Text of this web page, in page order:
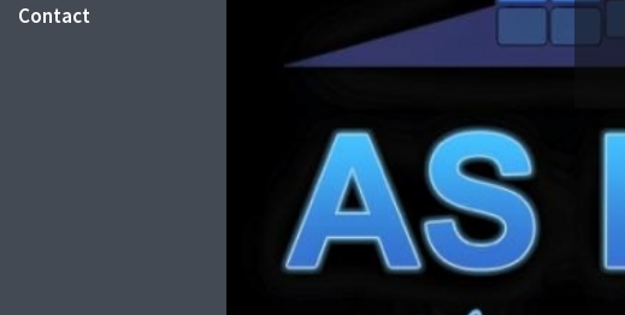
Contact